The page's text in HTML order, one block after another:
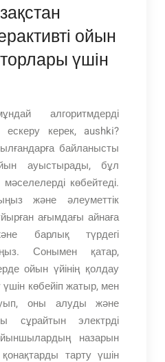
ойын
үшін
алгоритмдерді
керек, aushki?
байланысты
ауыстырады, бұл
көбейтеді.
және әлеуметтік
ағымдағы айнаға
барлық түрдегі
Сонымен қатар,
ойын үйінің қолдау
үшін көбейіп жатыр, мен
оны алуды және
сұрайтын электрді
назарын
тарту үшін